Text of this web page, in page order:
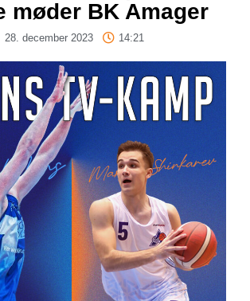
møder BK Amager
28. december 2023 14:21